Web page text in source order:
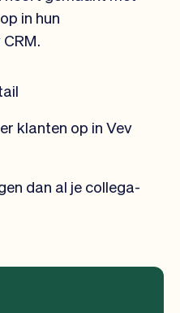
in hun
klanten op in Vev
dan al je collega-